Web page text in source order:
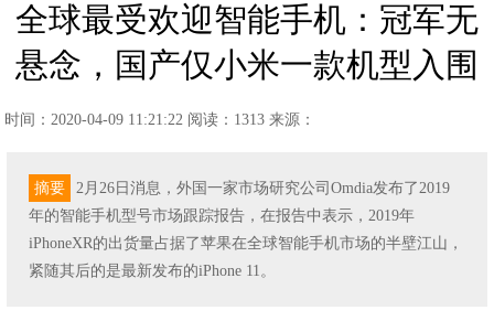
全球最受欢迎智能手机：冠军无
悬念，国产仅小米一款机型入围
时间：2020-04-09 11:21:22 阅读：1313 来源：
摘要
2月26日消息，外国一家市场研究公司Omdia发布了2019
年的智能手机型号市场跟踪报告，在报告中表示，2019年
iPhoneXR的出货量占据了苹果在全球智能手机市场的半壁江山，
紧随其后的是最新发布的iPhone 11。